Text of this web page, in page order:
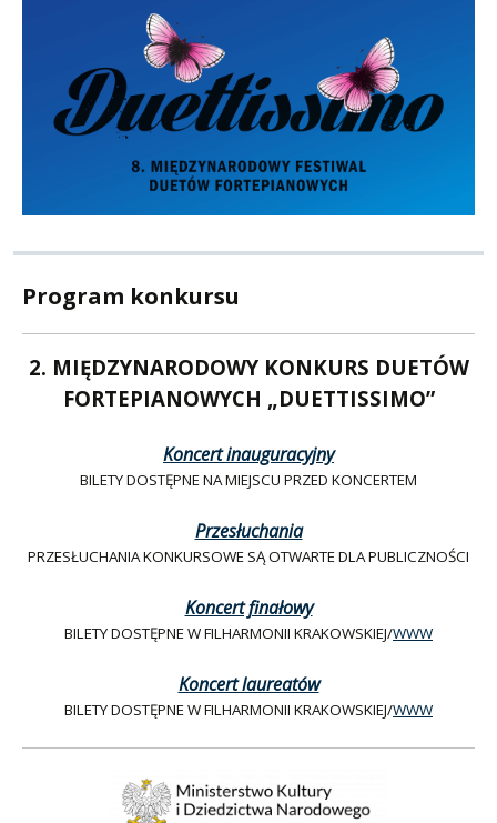
Program konkursu
2. MIĘDZYNARODOWY KONKURS DUETÓW
FORTEPIANOWYCH „DUETTISSIMO”
Koncert inauguracyjny
BILETY DOSTĘPNE NA MIEJSCU PRZED KONCERTEM
Przesłuchania
PRZESŁUCHANIA KONKURSOWE SĄ OTWARTE DLA PUBLICZNOŚCI
Koncert finałowy
BILETY DOSTĘPNE W FILHARMONII KRAKOWSKIEJ/WWW
Koncert laureatów
BILETY DOSTĘPNE W FILHARMONII KRAKOWSKIEJ/WWW